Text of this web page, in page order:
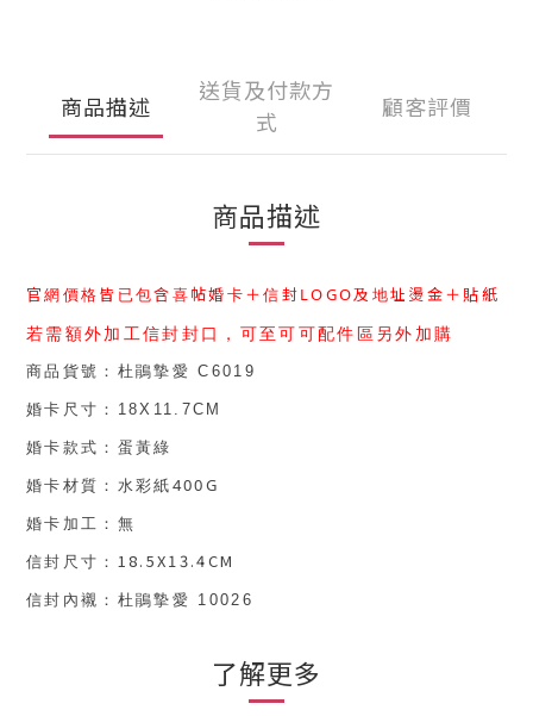
商品描述
送貨及付款方
式
顧客評價
商品描述
官網價格皆已包含喜帖婚卡＋信封LOGO及地址燙金＋貼紙
若需額外加工信封封口，可至可可配件區另外加購
商品貨號 ： 杜鵑摯愛 C6019
婚卡尺寸： 18X11.7CM
婚卡款式： 蛋黃綠
婚卡材質： 水彩紙 400G
婚卡加工： 無
信封尺寸： 18.5X13.4CM
信封內襯 ：杜鵑摯愛 10026
了解更多